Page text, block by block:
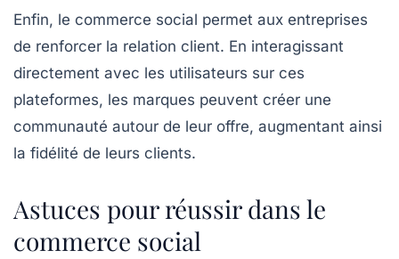
Enfin, le commerce social permet aux entreprises
de renforcer la relation client. En interagissant
directement avec les utilisateurs sur ces
plateformes, les marques peuvent créer une
communauté autour de leur offre, augmentant ainsi
la fidélité de leurs clients.
Astuces pour réussir dans le
commerce social